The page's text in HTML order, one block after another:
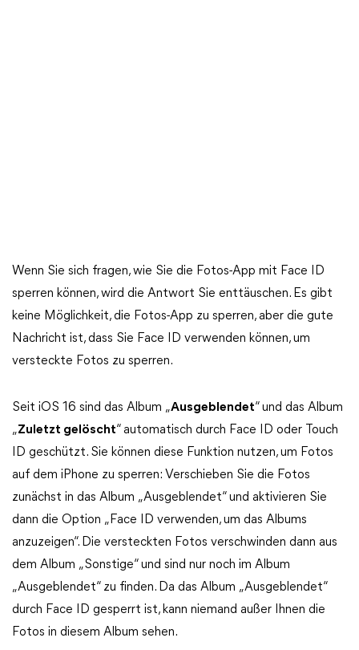
Wenn Sie sich fragen, wie Sie die Fotos-App mit Face ID
sperren können, wird die Antwort Sie enttäuschen. Es gibt
keine Möglichkeit, die Fotos-App zu sperren, aber die gute
Nachricht ist, dass Sie Face ID verwenden können, um
versteckte Fotos zu sperren.
Seit iOS 16 sind das Album „Ausgeblendet“ und das Album
„Zuletzt gelöscht“ automatisch durch Face ID oder Touch
ID geschützt. Sie können diese Funktion nutzen, um Fotos
auf dem iPhone zu sperren: Verschieben Sie die Fotos
zunächst in das Album „Ausgeblendet“ und aktivieren Sie
dann die Option „Face ID verwenden, um das Albums
anzuzeigen“. Die versteckten Fotos verschwinden dann aus
dem Album „Sonstige“ und sind nur noch im Album
„Ausgeblendet“ zu finden. Da das Album „Ausgeblendet“
durch Face ID gesperrt ist, kann niemand außer Ihnen die
Fotos in diesem Album sehen.